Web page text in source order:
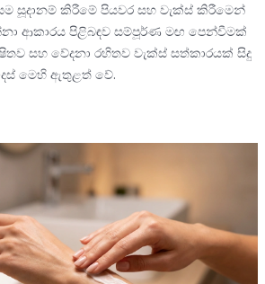
සූදානම් කිරීමේ පියවර සහ වැක්ස් කිරීමෙන්
ආකාරය පිළිබඳව සම්පූර්ණ මඟ පෙන්වීමක්
සහ වේදනා රහිතව වැක්ස් සත්කාරයක් සිදු
මෙහි ඇතුළත් වේ.